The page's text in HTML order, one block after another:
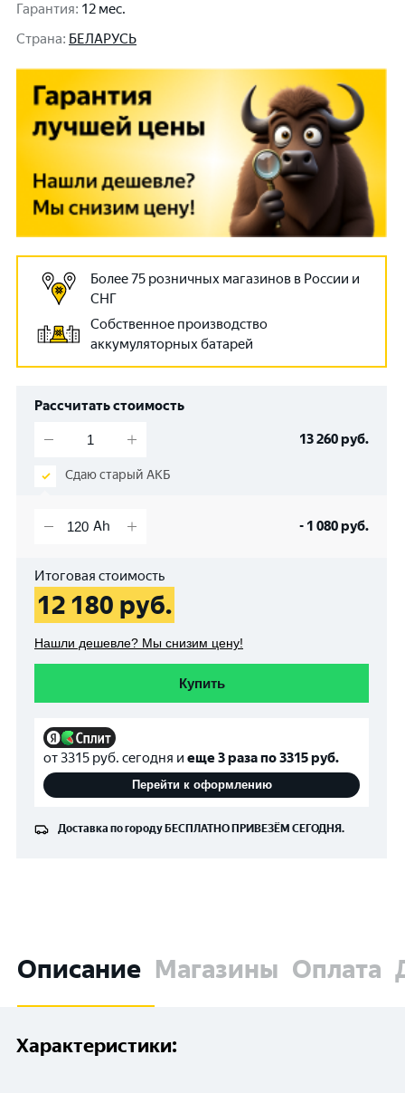
Гарантия: 12 мес.
Cтрана: БЕЛАРУСЬ
Более 75 розничных магазинов в России и
СНГ
Собственное производство
аккумуляторных батарей
Рассчитать стоимость
13 260руб.
Сдаю старый АКБ
- 1 080руб.
Итоговая стоимость
12 180 руб.
Нашли дешевле? Мы снизим цену!
Купить
от 3315 руб. сегодня и еще 3 раза по3315руб.
Перейти к оформлению
Доставка по городуБЕСПЛАТНОПРИВЕЗЁМ СЕГОДНЯ.
Описание Магазины Оплата
Характеристики: